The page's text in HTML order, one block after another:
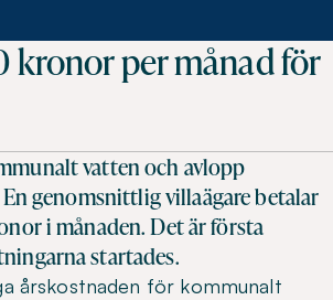
kronor per månad för
vatten och avlopp
genomsnittlig villaägare betalar
i månaden. Det är första
startades.
årskostnaden för kommunalt